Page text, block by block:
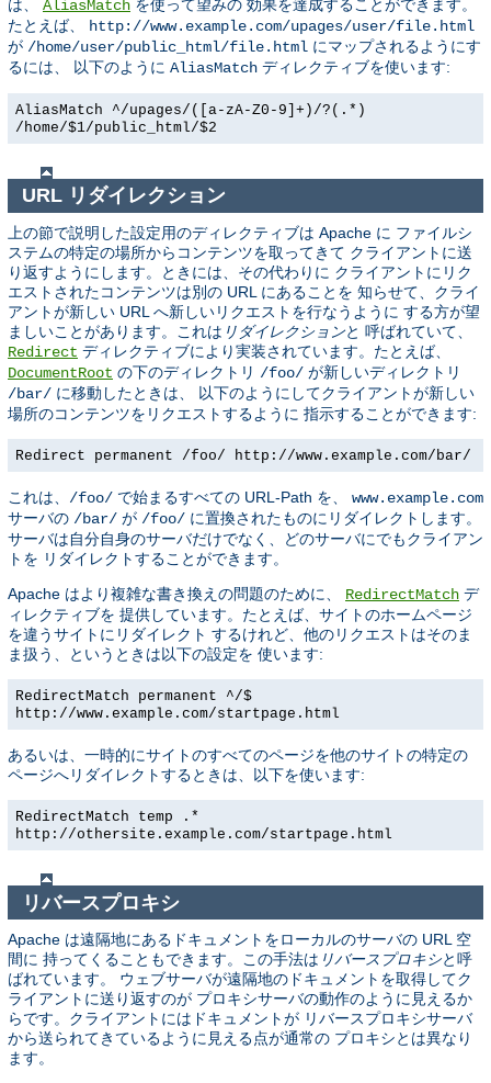
は、 AliasMatch を使って望みの 効果を達成することができます。
たとえば、
http://www.example.com/upages/user/file.html
が /home/user/public_html/file.html にマップされるようにす
るには、 以下のように AliasMatch ディレクティブを使います:
AliasMatch ^/upages/([a-zA-Z0-9]+)/?(.*)
/home/$1/public_html/$2
URL リダイレクション
上の節で説明した設定用のディレクティブは Apache に ファイルシ
ステムの特定の場所からコンテンツを取ってきて クライアントに送
り返すようにします。ときには、その代わりに クライアントにリク
エストされたコンテンツは別の URL にあることを 知らせて、クライ
アントが新しい URL へ新しいリクエストを行なうように する方が望
ましいことがあります。これは リダイレクションと 呼ばれていて、
Redirect ディレクティブにより実装されています。たとえば、
DocumentRoot の下のディレクトリ /foo/ が新しいディレクトリ
/bar/ に移動したときは、 以下のようにしてクライアントが新しい
場所のコンテンツをリクエストするように 指示することができます:
Redirect permanent /foo/ http://www.example.com/bar/
これは、 /foo/ で始まるすべての URL-Path を、 www.example.com
サーバの /bar/ が /foo/ に置換されたものにリダイレクトします。
サーバは自分自身のサーバだけでなく、どのサーバにでもクライアン
トを リダイレクトすることができます。
Apache はより複雑な書き換えの問題のために、 RedirectMatch デ
ィレクティブを 提供しています。たとえば、サイトのホームページ
を違うサイトにリダイレクト するけれど、他のリクエストはそのま
ま扱う、というときは以下の設定を 使います:
RedirectMatch permanent ^/$
http://www.example.com/startpage.html
あるいは、一時的にサイトのすべてのページを他のサイトの特定の
ページへリダイレクトするときは、以下を使います:
RedirectMatch temp .*
http://othersite.example.com/startpage.html
リバースプロキシ
Apache は遠隔地にあるドキュメントをローカルのサーバの URL 空
間に 持ってくることもできます。この手法は リバースプロキシと呼
ばれています。 ウェブサーバが遠隔地のドキュメントを取得してク
ライアントに送り返すのが プロキシサーバの動作のように見えるか
らです。クライアントにはドキュメントが リバースプロキシサーバ
から送られてきているように見える点が通常の プロキシとは異なり
ます。